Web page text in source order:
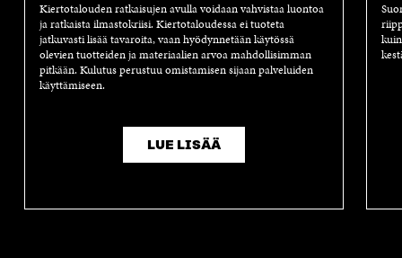
Kiertotalouden ratkaisujen avulla voidaan vahvistaa luontoa
ja ratkaista ilmastokriisi. Kiertotaloudessa ei tuoteta
jatkuvasti lisää tavaroita, vaan hyödynnetään käytössä
olevien tuotteiden ja materiaalien arvoa mahdollisimman
pitkään. Kulutus perustuu omistamisen sijaan palveluiden
käyttämiseen.
LUE LISÄÄ